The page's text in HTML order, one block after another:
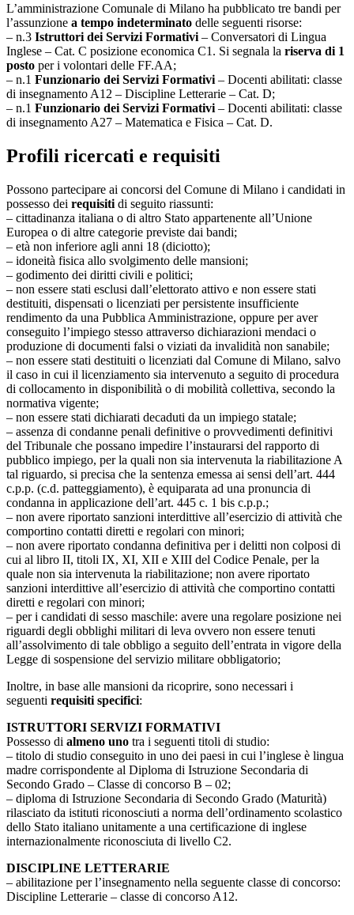
L’amministrazione Comunale di Milano ha pubblicato tre bandi per
l’assunzione a tempo indeterminato delle seguenti risorse:
– n.3 Istruttori dei Servizi Formativi – Conversatori di Lingua
Inglese – Cat. C posizione economica C1. Si segnala la riserva di 1
posto per i volontari delle FF.AA;
– n.1 Funzionario dei Servizi Formativi – Docenti abilitati: classe
di insegnamento A12 – Discipline Letterarie – Cat. D;
– n.1 Funzionario dei Servizi Formativi – Docenti abilitati: classe
di insegnamento A27 – Matematica e Fisica – Cat. D.
Profili ricercati e requisiti
Possono partecipare ai concorsi del Comune di Milano i candidati in
possesso dei requisiti di seguito riassunti:
– cittadinanza italiana o di altro Stato appartenente all’Unione
Europea o di altre categorie previste dai bandi;
– età non inferiore agli anni 18 (diciotto);
– idoneità fisica allo svolgimento delle mansioni;
– godimento dei diritti civili e politici;
– non essere stati esclusi dall’elettorato attivo e non essere stati
destituiti, dispensati o licenziati per persistente insufficiente
rendimento da una Pubblica Amministrazione, oppure per aver
conseguito l’impiego stesso attraverso dichiarazioni mendaci o
produzione di documenti falsi o viziati da invalidità non sanabile;
– non essere stati destituiti o licenziati dal Comune di Milano, salvo
il caso in cui il licenziamento sia intervenuto a seguito di procedura
di collocamento in disponibilità o di mobilità collettiva, secondo la
normativa vigente;
– non essere stati dichiarati decaduti da un impiego statale;
– assenza di condanne penali definitive o provvedimenti definitivi
del Tribunale che possano impedire l’instaurarsi del rapporto di
pubblico impiego, per la quali non sia intervenuta la riabilitazione A
tal riguardo, si precisa che la sentenza emessa ai sensi dell’art. 444
c.p.p. (c.d. patteggiamento), è equiparata ad una pronuncia di
condanna in applicazione dell’art. 445 c. 1 bis c.p.p.;
– non avere riportato sanzioni interdittive all’esercizio di attività che
comportino contatti diretti e regolari con minori;
– non avere riportato condanna definitiva per i delitti non colposi di
cui al libro II, titoli IX, XI, XII e XIII del Codice Penale, per la
quale non sia intervenuta la riabilitazione; non avere riportato
sanzioni interdittive all’esercizio di attività che comportino contatti
diretti e regolari con minori;
– per i candidati di sesso maschile: avere una regolare posizione nei
riguardi degli obblighi militari di leva ovvero non essere tenuti
all’assolvimento di tale obbligo a seguito dell’entrata in vigore della
Legge di sospensione del servizio militare obbligatorio;
Inoltre, in base alle mansioni da ricoprire, sono necessari i
seguenti requisiti specifici:
ISTRUTTORI SERVIZI FORMATIVI
Possesso di almeno uno tra i seguenti titoli di studio:
– titolo di studio conseguito in uno dei paesi in cui l’inglese è lingua
madre corrispondente al Diploma di Istruzione Secondaria di
Secondo Grado – Classe di concorso B – 02;
– diploma di Istruzione Secondaria di Secondo Grado (Maturità)
rilasciato da istituti riconosciuti a norma dell’ordinamento scolastico
dello Stato italiano unitamente a una certificazione di inglese
internazionalmente riconosciuta di livello C2.
DISCIPLINE LETTERARIE
– abilitazione per l’insegnamento nella seguente classe di concorso:
Discipline Letterarie – classe di concorso A12.